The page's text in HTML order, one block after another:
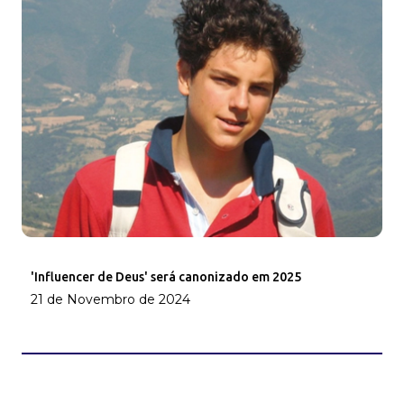
'Influencer de Deus' será canonizado em 2025
21 de Novembro de 2024